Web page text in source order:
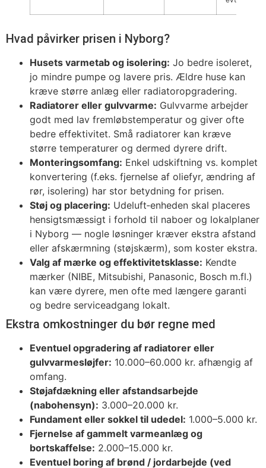
Hvad påvirker prisen i Nyborg?
Husets varmetab og isolering: Jo bedre isoleret,
jo mindre pumpe og lavere pris. Ældre huse kan
kræve større anlæg eller radiatoropgradering.
Radiatorer eller gulvvarme: Gulvvarme arbejder
godt med lav fremløbstemperatur og giver ofte
bedre effektivitet. Små radiatorer kan kræve
større temperaturer og dermed dyrere drift.
Monteringsomfang: Enkel udskiftning vs. komplet
konvertering (f.eks. fjernelse af oliefyr, ændring af
rør, isolering) har stor betydning for prisen.
Støj og placering: Udeluft‑enheden skal placeres
hensigtsmæssigt i forhold til naboer og lokalplaner
i Nyborg — nogle løsninger kræver ekstra afstand
eller afskærmning (støjskærm), som koster ekstra.
Valg af mærke og effektivitetsklasse: Kendte
mærker (NIBE, Mitsubishi, Panasonic, Bosch m.fl.)
kan være dyrere, men ofte med længere garanti
og bedre serviceadgang lokalt.
Ekstra omkostninger du bør regne med
Eventuel opgradering af radiatorer eller
gulvvarmesløjfer: 10.000–60.000 kr. afhængig af
omfang.
Støjafdækning eller afstandsarbejde
(nabohensyn): 3.000–20.000 kr.
Fundament eller sokkel til udedel: 1.000–5.000 kr.
Fjernelse af gammelt varmeanlæg og
bortskaffelse: 2.000–15.000 kr.
Eventuel boring af brønd / jordarbejde (ved